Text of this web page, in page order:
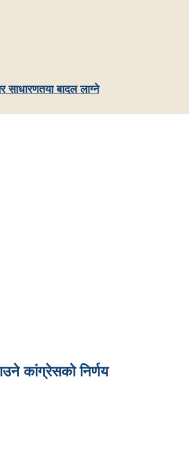
साधारणतया बादल लाग्ने
कांग्रेसको निर्णय